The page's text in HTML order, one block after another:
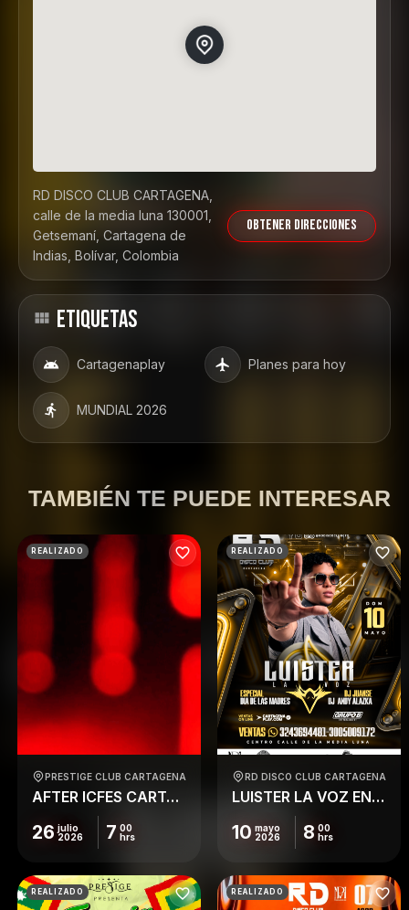
RD DISCO CLUB CARTAGENA,
calle de la media luna 130001,
Getsemaní, Cartagena de
Indias, Bolívar, Colombia
Obtener direcciones
ETIQUETAS
Cartagenaplay Planes para hoy
MUNDIAL 2026
TAMBIÉN TE PUEDE INTERESAR
REALIZADO
PRESTIGE CLUB CARTAGENA
AFTER ICFES CARTAGENAPLAY 2026 – EL ORIGINAL
26 julio
2026
7 00
hrs
REALIZADO
RD DISCO CLUB CARTAGENA
LUISTER LA VOZ EN RD CARTAGENA
10 mayo
2026
8 00
hrs
REALIZADO REALIZADO